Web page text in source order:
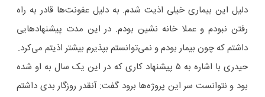
دلیل این بیماری خیلی اذیت شدم. به دلیل عفونت‌ها قادر به راه
رفتن نبودم و عملا خانه نشین بودم. در این مدت پیشنهادهایی
داشتم که چون بیمار بودم و نمی‌توانستم بپذیرم بیشتر اذیتم می‌کرد.
حیدری با اشاره به ۵ پیشنهاد کاری که در این یک سال به او شده
بود و نتوانست سر این پروژه‌ها برود گفت: آنقدر روزگار بدی داشتم